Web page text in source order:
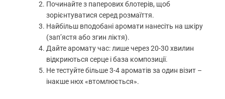
Починайте з паперових блотерів, щоб
зорієнтуватися серед розмаїття.
Найбільш вподобані аромати нанесіть на шкіру
(зап’ястя або згин ліктя).
Дайте аромату час: лише через 20-30 хвилин
відкриються серце і база композиції.
Не тестуйте більше 3-4 ароматів за один візит –
інакше нюх «втомлюється».